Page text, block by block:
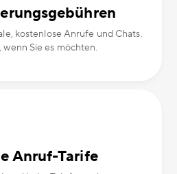
kostenlose Anrufe und Chats.
wenn Sie es möchten.
Anruf-Tarife